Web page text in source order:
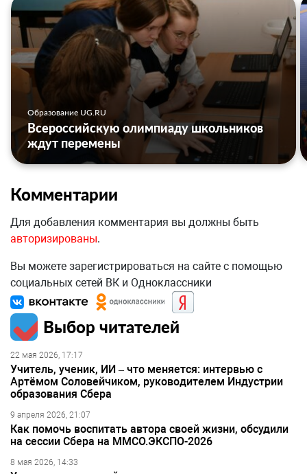
Образование UG.RU
Всероссийскую олимпиаду школьников
ждут перемены
Комментарии
Для добавления комментария вы должны быть
авторизированы.
Вы можете зарегистрироваться на сайте с помощью
социальных сетей ВК и Одноклассники
Выбор читателей
22 мая 2026, 17:17
Учитель, ученик, ИИ – что меняется: интервью с
Артёмом Соловейчиком, руководителем Индустрии
образования Сбера
9 апреля 2026, 21:07
Как помочь воспитать автора своей жизни, обсудили
на сессии Сбера на ММСО.ЭКСПО-2026
8 мая 2026, 14:33